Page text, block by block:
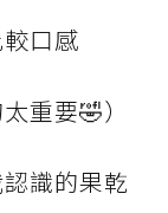
口感
重要🤣）
識的果乾